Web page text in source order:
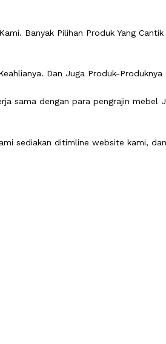
Banyak Pilihan Produk Yang
Dan Juga Produk-
sama dengan para pengrajin mebel
sediakan ditimline website kami,